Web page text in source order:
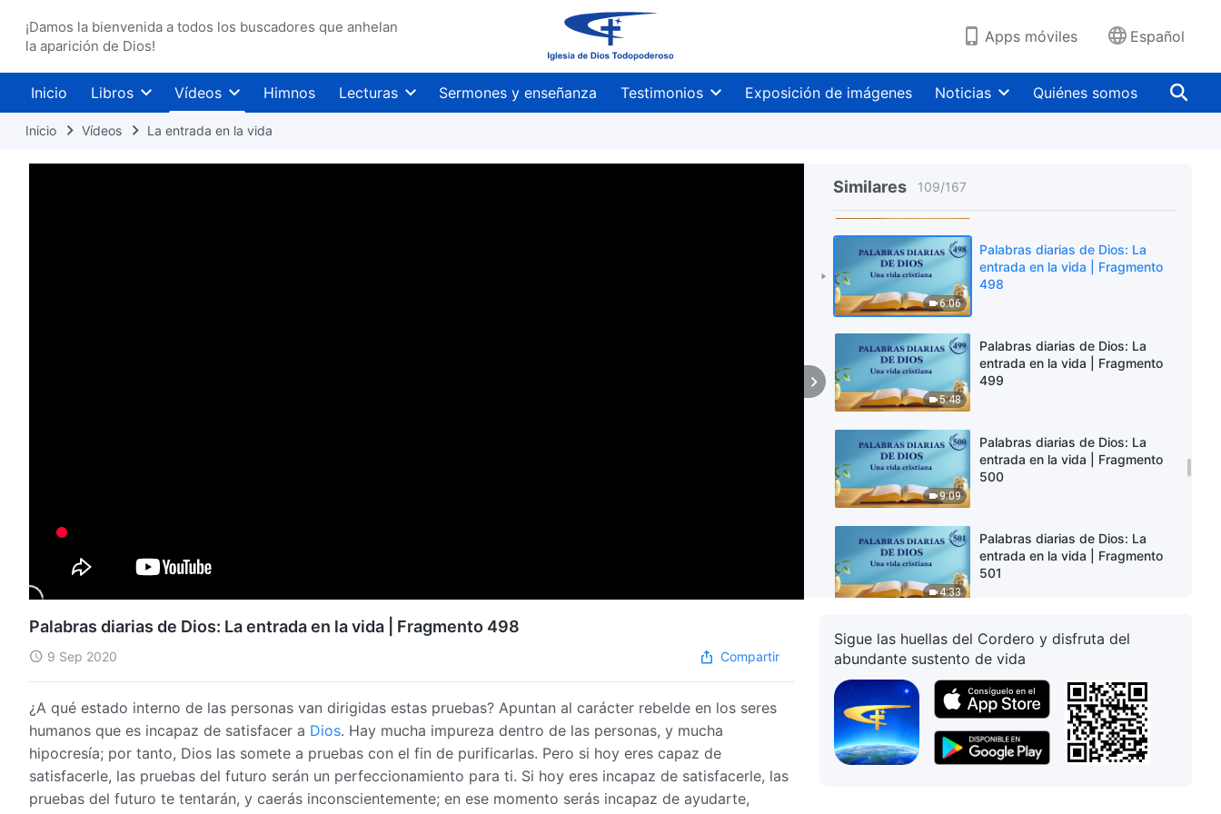
¡Damos la bienvenida a todos los buscadores que anhelan
la aparición de Dios!
Apps móviles Español
Inicio Libros Vídeos Himnos Lecturas Sermones y enseñanza Testimonios Exposición de imágenes Noticias Quiénes somos
Inicio Vídeos La entrada en la vida
Similares 109/167
9:05
entrada en la vida | Fragmento
496
7:42
6:06
Palabras diarias de Dios: La
entrada en la vida | Fragmento
498
5:48
Palabras diarias de Dios: La
entrada en la vida | Fragmento
499
9:09
Palabras diarias de Dios: La
entrada en la vida | Fragmento
500
4:33
Palabras diarias de Dios: La
entrada en la vida | Fragmento
501
4:54
Palabras diarias de Dios: La
entrada en la vida | Fragmento
502
Palabras diarias de Dios: La
entrada en la vida | Fragmento
503
Palabras diarias de Dios: La entrada en la vida | Fragmento 498
9 Sep 2020 Compartir
¿A qué estado interno de las personas van dirigidas estas pruebas? Apuntan al carácter rebelde en los seres
humanos que es incapaz de satisfacer a Dios. Hay mucha impureza dentro de las personas, y mucha
hipocresía; por tanto, Dios las somete a pruebas con el fin de purificarlas. Pero si hoy eres capaz de
satisfacerle, las pruebas del futuro serán un perfeccionamiento para ti. Si hoy eres incapaz de satisfacerle, las
pruebas del futuro te tentarán, y caerás inconscientemente; en ese momento serás incapaz de ayudarte,
Sigue las huellas del Cordero y disfruta del
abundante sustento de vida